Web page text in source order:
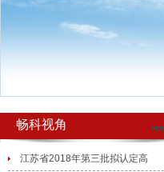
畅科视角
江苏省2018年第三批拟认定高